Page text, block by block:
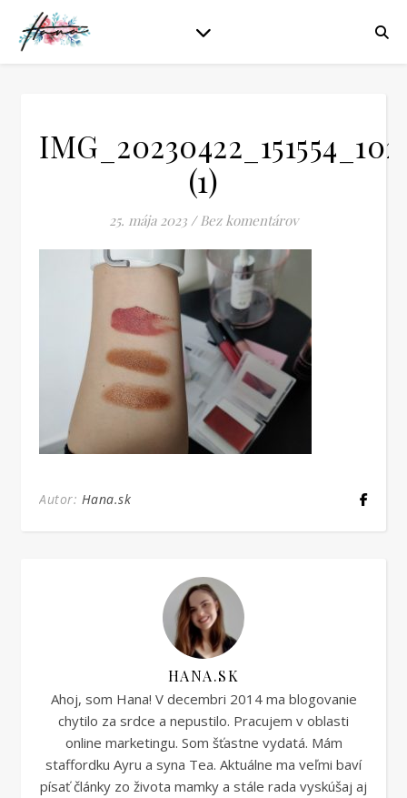
(1)
25. mája 2023 / Bez komentárov
Autor: Hana.sk
HANA.SK
Ahoj, som Hana! V decembri 2014 ma blogovanie
chytilo za srdce a nepustilo. Pracujem v oblasti
online marketingu. Som šťastne vydatá. Mám
staffordku Ayru a syna Tea. Aktuálne ma veľmi baví
písať články zo života mamky a stále rada vyskúšaj aj